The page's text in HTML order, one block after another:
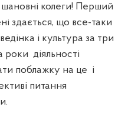
шановні колеги! Перший
здається, що все-таки
і культура за три
роки діяльності
поблажку на це і
питання